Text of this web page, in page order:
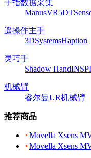
手指数据采集
ManusVR5DT
遥操作主手
3DSystemsHaption
灵巧手
Shadow Hand
机械臂
睿尔曼UR机械臂
推荐商品
Movella Xsens
Movella Xsens